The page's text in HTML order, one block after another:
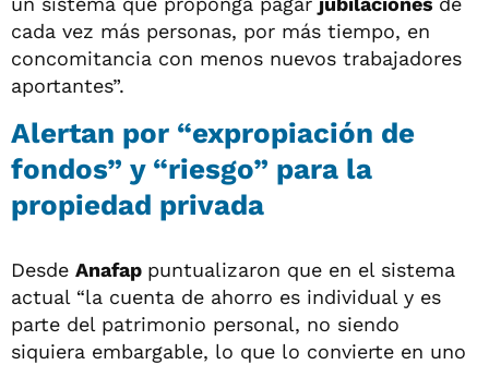
cada vez más personas, por más tiempo, en
concomitancia con menos nuevos trabajadores
aportantes”.
Alertan por “expropiación de
fondos” y “riesgo” para la
propiedad privada
Desde Anafap puntualizaron que en el sistema
actual “la cuenta de ahorro es individual y es
parte del patrimonio personal, no siendo
siquiera embargable, lo que lo convierte en uno